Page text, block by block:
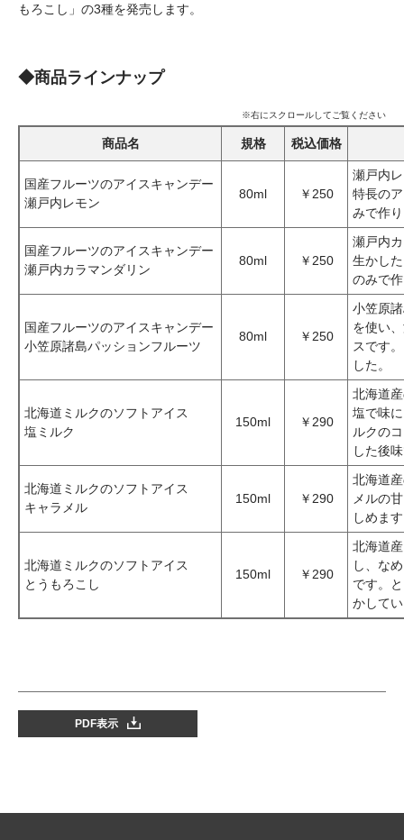
もろこし」の3種を発売します。
◆商品ラインナップ
※右にスクロールしてご覧ください
商品名 規格 税込価格
国産フルーツのアイスキャンデー
瀬戸内レモン
80ml ￥250
瀬戸内
特長の
みで作
国産フルーツのアイスキャンデー
瀬戸内カラマンダリン
80ml ￥250
瀬戸内
生かし
のみで
国産フルーツのアイスキャンデー
小笠原諸島パッションフルーツ
80ml ￥250
小笠原
を使い
スです
した。
北海道ミルクのソフトアイス
塩ミルク
150ml ￥290
北海道
塩で味
ルクの
した後
北海道ミルクのソフトアイス
キャラメル
150ml ￥290
北海道
メルの
しめま
北海道ミルクのソフトアイス
とうもろこし
150ml ￥290
北海道
し、な
です。
かして
PDF表示